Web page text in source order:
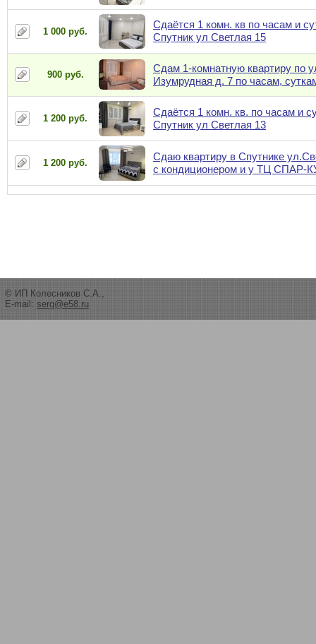
1 000 руб.
Сдаётся 1 комн. кв по часам и
Спутник ул Светлая 15
900 руб.
Сдам 1-комнатную квартиру по
Изумрудная д. 7 по часам,
1 200 руб.
Сдаётся 1 комн. кв. по часам и
Спутник ул Светлая 13
1 200 руб.
Сдаю квартиру в Спутнике
с кондиционером и у ТЦ СПАР-
© ИП Колесников С.А.,
E-mail: serg@e58.ru